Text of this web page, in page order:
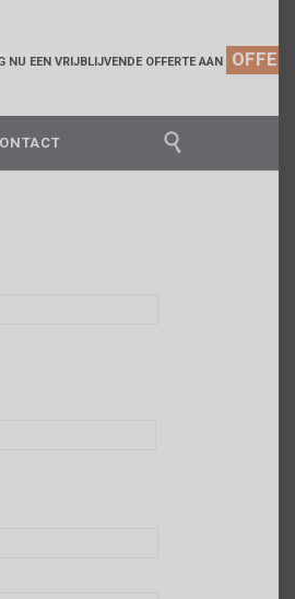
NU EEN VRIJBLIJVENDE OFFERTE AAN
